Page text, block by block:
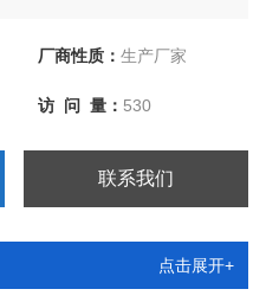
、起重链条成套索具、引纸
厂商性质： 生产厂家
访 问 量： 530
联系我们
点击展开+